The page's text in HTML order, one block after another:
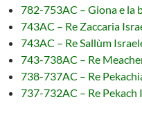
782-753AC – Giona e la
743AC – Re Zaccaria
743AC – Re Sallùm
743-738AC – Re
738-737AC – Re
737-732AC – Re Pekach